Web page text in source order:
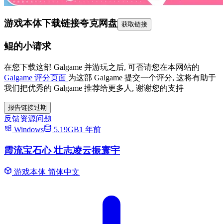
游戏本体下载链接夸克网盘 获取链接
鲲的小请求
在您下载这部 Galgame 并游玩之后, 可否请您在本网站的
Galgame 评分页面 为这部 Galgame 提交一个评分, 这将有助于
我们把优秀的 Galgame 推荐给更多人, 谢谢您的支持
报告链接过期
反馈资源问题
Windows
5.19GB1 年前
霞流宝石心 壮志凌云振寰宇
游戏本体 简体中文